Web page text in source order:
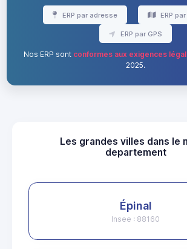
ERP par adresse ERP
ERP par GPS
Nos ERP sont conformes aux exigences
2025.
Les grandes villes dans le
departement
Épinal
Insee : 88160